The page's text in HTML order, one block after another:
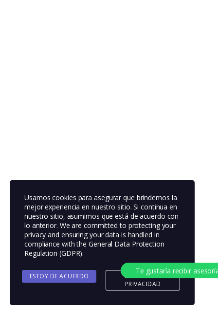
Usamos cookies para asegurar que brindemos la
mejor experiencia en nuestro sitio. Si continua en
nuestro sitio, asumimos que está de acuerdo con
lo anterior. We are committed to protecting your
privacy and ensuring your data is handled in
compliance with theGeneral Data Protection
Regulation (GDPR).
ESTOY DE ACUERDO
POLITICA DE
PRIVACIDAD
Te gustaría recibir